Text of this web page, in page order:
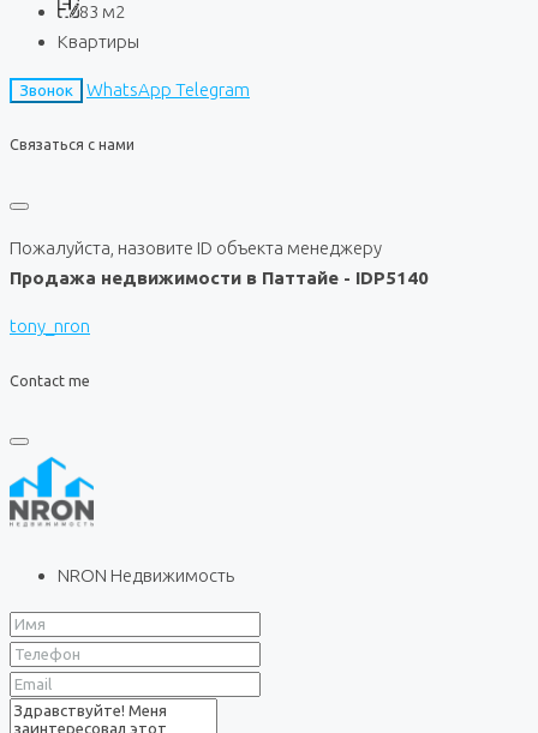
83 м2
Квартиры
Звонок WhatsApp Telegram
Связаться с нами
Пожалуйста, назовите ID объекта менеджеру
Продажа недвижимости в Паттайе - IDP5140
tony_nron
Contact me
NRON Недвижимость